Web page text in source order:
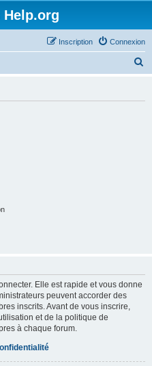
Connexion
Inscription
Elle est rapide et vous donne
peuvent accorder des
inscrits. Avant de vous inscrire,
et de la politique de
à chaque forum.